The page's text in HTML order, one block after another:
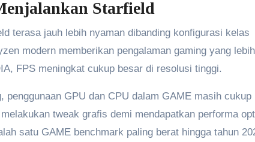
Starfield
terasa jauh lebih nyaman dibanding konfigurasi kelas
modern memberikan pengalaman gaming yang lebih
FPS meningkat cukup besar di resolusi tinggi.
GPU dan CPU dalam GAME masih cukup
tweak grafis demi mendapatkan performa
satu GAME benchmark paling berat hingga tahun